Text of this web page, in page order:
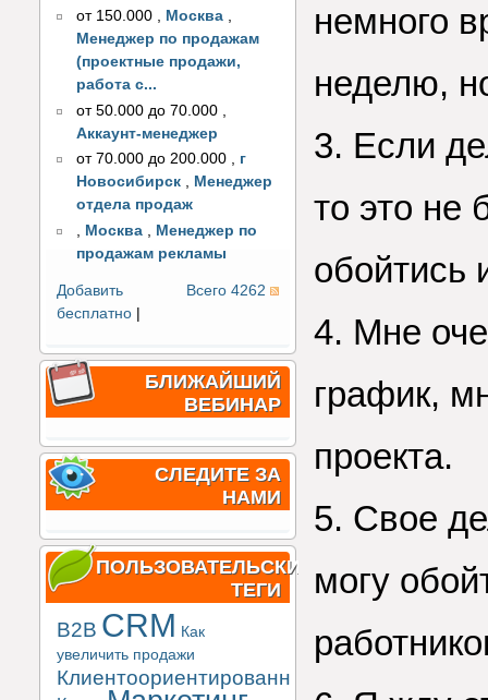
от 150.000
Москва
Менеджер по продажам
(проектные продажи,
работа с...
от 50.000 до 70.000
Аккаунт-менеджер
от 70.000 до 200.000 , г
Новосибирск , Менеджер
отдела продаж
, Москва , Менеджер по
продажам рекламы
Всего 4262
Добавить
бесплатно
БЛИЖАЙШИЙ
ВЕБИНАР
СЛЕДИТЕ ЗА
НАМИ
ПОЛЬЗОВАТЕЛЬСКИЕ
ТЕГИ
B2B CRM Как
увеличить продажи
Клиентоориентированность
немного
неделю,
3. Если
то это не
обойтись
4. Мне
график,
проекта.
5. Свое
могу